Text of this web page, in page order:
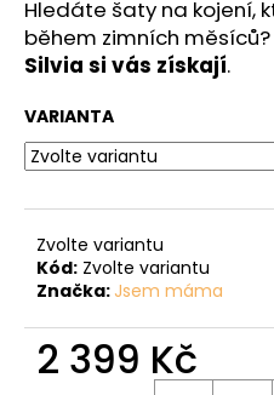
Hledáte šaty na kojení,
během zimních měsíců?
Silvia si vás získají.
VARIANTA
Zvolte variantu
Kód: Zvolte variantu
Značka: Jsem máma
2 399 Kč